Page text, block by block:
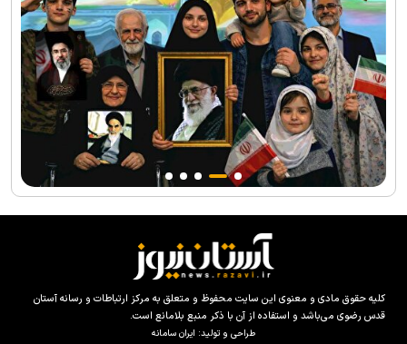
کلیه حقوق مادی و معنوی این سایت محفوظ و متعلق به مرکز ارتباطات و رسانه آستان
قدس رضوی می‌باشد و استفاده از آن با ذکر منبع بلامانع است.
طراحی و تولید: ایران سامانه